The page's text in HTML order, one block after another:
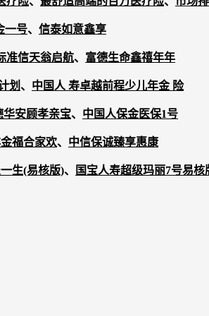
一号、 信泰如意鑫享
准信天翁启航、 富德生命鑫禧年年
划、 中国人 寿卓越前程少儿年金 险
华安顾孝亲宝、 中国人保金医保1号
福合家欢、 中信保诚臻享惠康
生(易核版)、 国宝人寿超级玛丽7号易核